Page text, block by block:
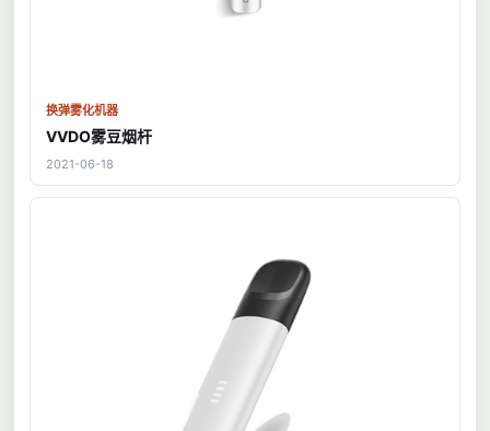
换弹雾化机器
VVDO雾豆烟杆
2021-06-18